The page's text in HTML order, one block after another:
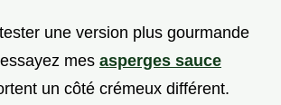
une version plus gourmande
mes asperges sauce
un côté crémeux différent.